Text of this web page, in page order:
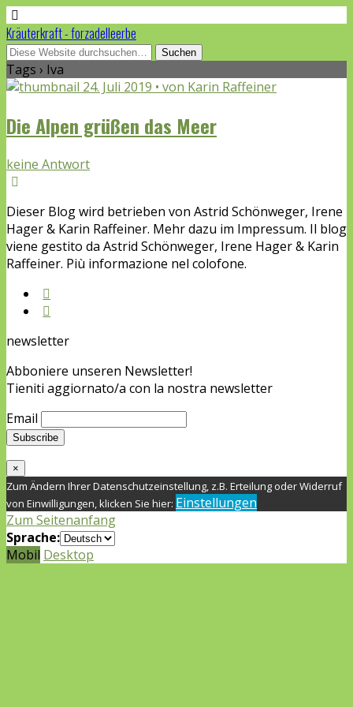
Kräuterkraft - forzadelleerbe
Tags › Iva
24. Juli 2019 • von Karin Raffeiner
Die Alpen grüßen das Meer
keine Antwort
Dieser Blog wird betrieben von Astrid Schönweger, Irene
Hager & Karin Raffeiner. Mehr dazu im Impressum. Il blog
viene gestito da Astrid Schönweger, Irene Hager & Karin
Raffeiner. Più informazione nel colofone.
newsletter
Abboniere unseren Newsletter!
Tieniti aggiornato/a con la nostra newsletter
Email
×
Zum Ändern Ihrer Datenschutzeinstellung, z.B. Erteilung oder Widerruf
von Einwilligungen, klicken Sie hier: Einstellungen
Zum Seitenanfang
Sprache:
Mobil Desktop